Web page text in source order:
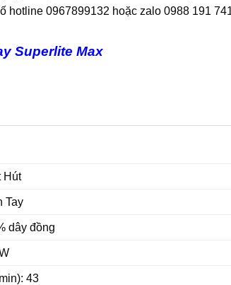
hotline 0967899132 hoặc zalo 0988 191
Superlite Max
Hút
Tay
dây đồng
43